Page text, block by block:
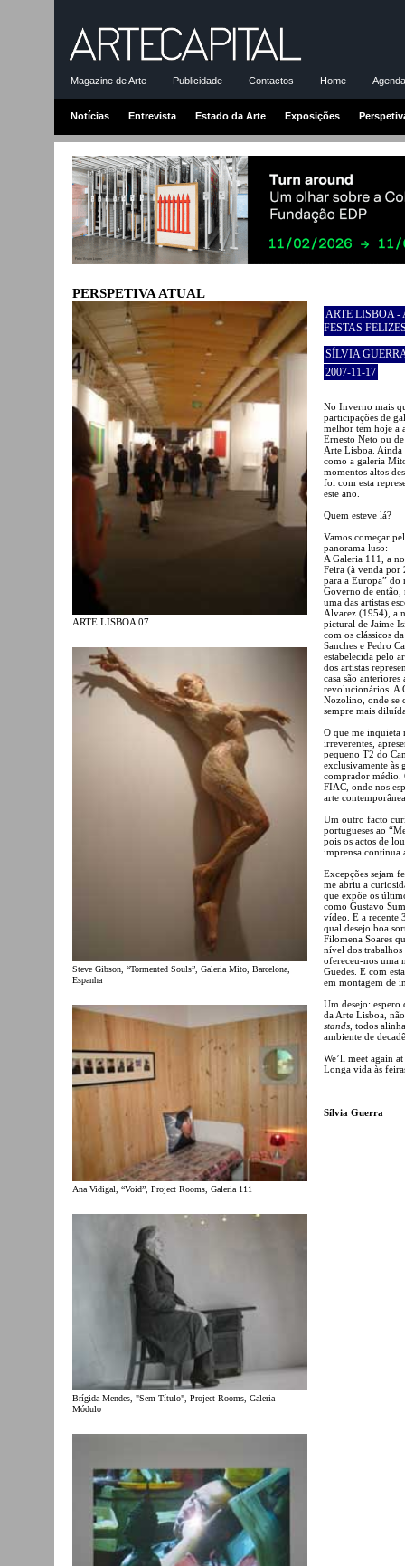
Magazine de Arte Publicidade Contactos Home
Notícias Entrevista Estado da Arte Exposições
PERSPETIVA ATUAL
ARTE LISBOA 07
Steve Gibson, “Tormented Souls”, Galeria Mito, Barcelona,
Espanha
Ana Vidigal, “Void”, Project Rooms, Galeria 111
Brígida Mendes, "Sem Título", Project Rooms, Galeria
Módulo
ARTE LISBOA -
FESTAS
SÍLVIA
2007-11-17
No Inverno mais
participações de
melhor tem hoje a
Ernesto Neto ou
Arte Lisboa. Ainda
como a galeria
momentos altos
foi com esta
este ano.
Quem esteve lá?
Vamos começar
panorama luso:
A Galeria 111, a
Feira (à venda por
para a Europa” do
Governo de então,
uma das artistas
Alvarez (1954), a
pictural de Jaime
com os clássicos
Sanches e Pedro
estabelecida pelo
dos artistas
casa são
revolucionários. A
Nozolino, onde se
sempre mais
O que me inquieta
irreverentes,
pequeno T2 do
exclusivamente às
comprador médio.
FIAC, onde nos
arte
Um outro facto
portugueses ao
pois os actos de
imprensa continua
Excepções sejam
me abriu a
que expõe os
como Gustavo
vídeo. E a recente
qual desejo boa
Filomena Soares
nível dos
ofereceu-nos uma
Guedes. E com
em montagem de
Um desejo: espero
da Arte Lisboa,
stands , todos
ambiente de
We’ll meet again
Longa vida às
Sílvia Guerra